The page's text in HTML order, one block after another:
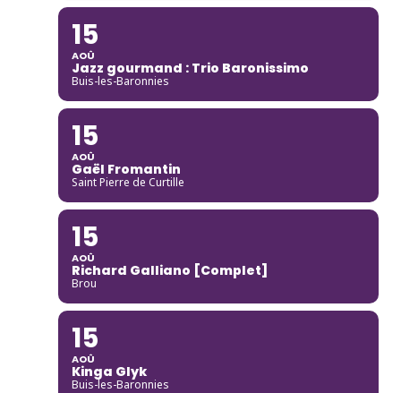
15
AOÛ
Jazz gourmand : Trio Baronissimo
Buis-les-Baronnies
15
AOÛ
Gaël Fromantin
Saint Pierre de Curtille
15
AOÛ
Richard Galliano [Complet]
Brou
15
AOÛ
Kinga Glyk
Buis-les-Baronnies